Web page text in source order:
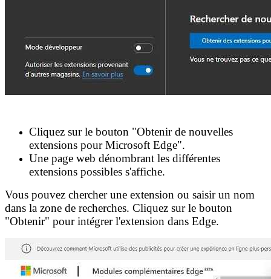
Cliquez sur le bouton "Obtenir de nouvelles
extensions pour Microsoft Edge".
Une page web dénombrant les différentes
extensions possibles s'affiche.
Vous pouvez chercher une extension ou saisir un nom
dans la zone de recherches. Cliquez sur le bouton
"Obtenir" pour intégrer l'extension dans Edge.